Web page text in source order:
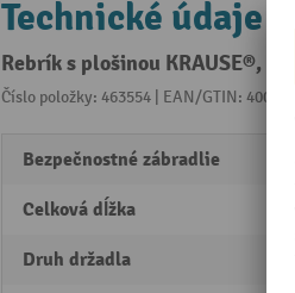
Technické údaje
Rebrík s plošinou KRAUSE®,
Číslo položky: 463554 | EAN/GTIN:
Bezpečnostné zábradlie
Celková dĺžka
Druh držadla